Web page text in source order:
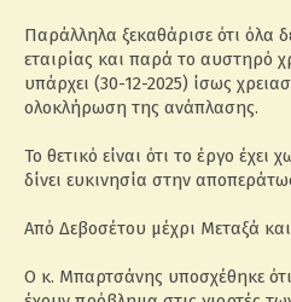
Παράλληλα ξεκαθάρισε ότι όλα
εταιρίας και παρά το αυστηρό
υπάρχει (30-12-2025) ίσως
ολοκλήρωση της ανάπλασης.
Το θετικό είναι ότι το έργο έχει
δίνει ευκινησία στην
Από Δεβοσέτου μέχρι Μεταξά
Ο κ. Μπαρτσάνης υποσχέθηκε ότι